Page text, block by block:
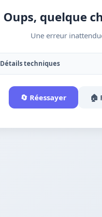
Oups, quelque
Une erreur
Détails techniques
🔄 Réessayer 🏠